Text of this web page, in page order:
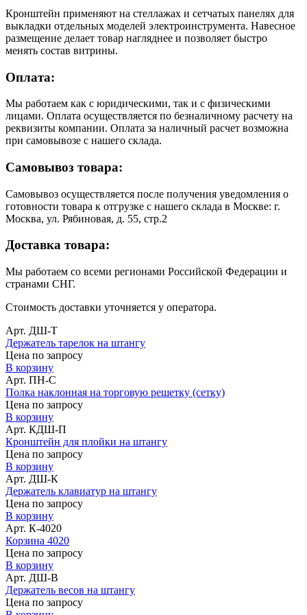
Кронштейн применяют на стеллажах и сетчатых панелях для
выкладки отдельных моделей электроинструмента. Навесное
размещение делает товар нагляднее и позволяет быстро
менять состав витрины.
Оплата:
Мы работаем как с юридическими, так и с физическими
лицами. Оплата осуществляется по безналичному расчету на
реквизиты компании. Оплата за наличный расчет возможна
при самовывозе с нашего склада.
Самовывоз товара:
Самовывоз осуществляется после получения уведомления о
готовности товара к отгрузке с нашего склада в Москве: г.
Москва, ул. Рябиновая, д. 55, стр.2
Доставка товара:
Мы работаем со всеми регионами Российской Федерации и
странами СНГ.
Стоимость доставки уточняется у оператора.
Арт. ДШ-Т
Держатель тарелок на штангу
Цена по запросу
В корзину
Арт. ПН-С
Полка наклонная на торговую решетку (сетку)
Цена по запросу
В корзину
Арт. КДШ-П
Кронштейн для плойки на штангу
Цена по запросу
В корзину
Арт. ДШ-К
Держатель клавиатур на штангу
Цена по запросу
В корзину
Арт. К-4020
Корзина 4020
Цена по запросу
В корзину
Арт. ДШ-В
Держатель весов на штангу
Цена по запросу